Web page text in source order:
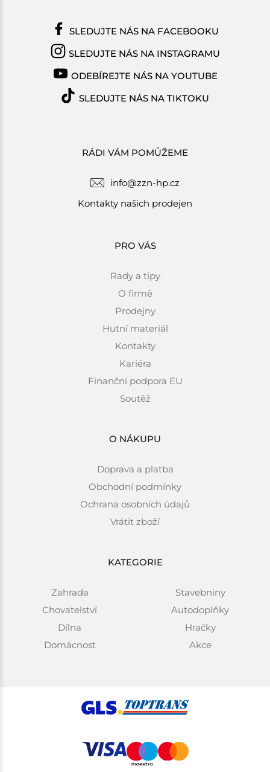
RÁDI VÁM POMŮŽEME
info@zzn-hp.cz
Kontakty našich prodejen
PRO VÁS
Rady a tipy
O firmě
Prodejny
Hutní materiál
Kontakty
Kariéra
Finanční podpora EU
Soutěž
O NÁKUPU
Doprava a platba
Obchodní podmínky
Ochrana osobních údajů
Vrátit zboží
KATEGORIE
Zahrada
Chovatelství
Dílna
Domácnost
Stavebniny
Autodoplňky
Hračky
Akce
SLEDUJTE NÁS NA FACEBOOKU
SLEDUJTE NÁS NA INSTAGRAMU
ODEBÍREJTE NÁS NA YOUTUBE
SLEDUJTE NÁS NA TIKTOKU